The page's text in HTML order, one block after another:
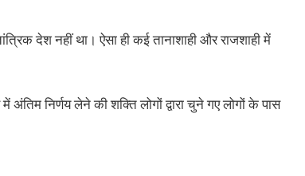
देश नहीं था। ऐसा ही कई तानाशाही और राजशाही में
निर्णय लेने की शक्ति लोगों द्वारा चुने गए लोगों के पास